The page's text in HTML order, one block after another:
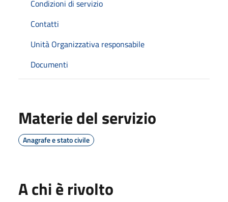
Condizioni di servizio
Contatti
Unità Organizzativa responsabile
Documenti
Materie del servizio
Anagrafe e stato civile
A chi è rivolto